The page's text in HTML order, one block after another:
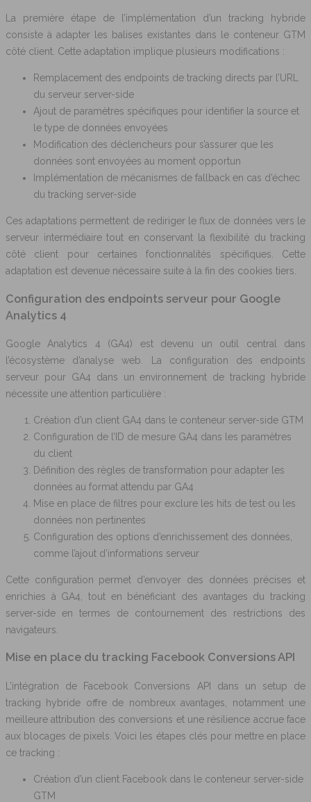
La première étape de l’implémentation d’un tracking hybride
consiste à adapter les balises existantes dans le conteneur GTM
côté client. Cette adaptation implique plusieurs modifications :
Remplacement des endpoints de tracking directs par l’URL
du serveur server-side
Ajout de paramètres spécifiques pour identifier la source et
le type de données envoyées
Modification des déclencheurs pour s’assurer que les
données sont envoyées au moment opportun
Implémentation de mécanismes de fallback en cas d’échec
du tracking server-side
Ces adaptations permettent de rediriger le flux de données vers le
serveur intermédiaire tout en conservant la flexibilité du tracking
côté client pour certaines fonctionnalités spécifiques. Cette
adaptation est devenue nécessaire suite à la fin des cookies tiers.
Configuration des endpoints serveur pour Google
Analytics 4
Google Analytics 4 (GA4) est devenu un outil central dans
l’écosystème d’analyse web. La configuration des endpoints
serveur pour GA4 dans un environnement de tracking hybride
nécessite une attention particulière :
Création d’un client GA4 dans le conteneur server-side GTM
Configuration de l’ID de mesure GA4 dans les paramètres
du client
Définition des règles de transformation pour adapter les
données au format attendu par GA4
Mise en place de filtres pour exclure les hits de test ou les
données non pertinentes
Configuration des options d’enrichissement des données,
comme l’ajout d’informations serveur
Cette configuration permet d’envoyer des données précises et
enrichies à GA4, tout en bénéficiant des avantages du tracking
server-side en termes de contournement des restrictions des
navigateurs.
Mise en place du tracking Facebook Conversions API
L’intégration de Facebook Conversions API dans un setup de
tracking hybride offre de nombreux avantages, notamment une
meilleure attribution des conversions et une résilience accrue face
aux blocages de pixels. Voici les étapes clés pour mettre en place
ce tracking :
Création d’un client Facebook dans le conteneur server-side
GTM